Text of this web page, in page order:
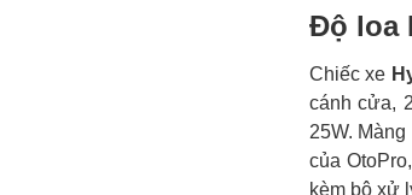
Độ loa
Chiếc xe
cánh cửa,
25W.
của
kèm bộ xử